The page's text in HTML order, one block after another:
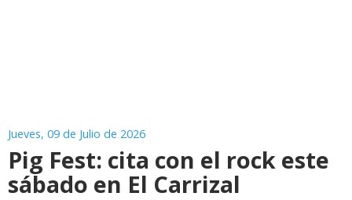
Jueves, 09 de Julio de 2026
Pig Fest: cita con el rock este
sábado en El Carrizal